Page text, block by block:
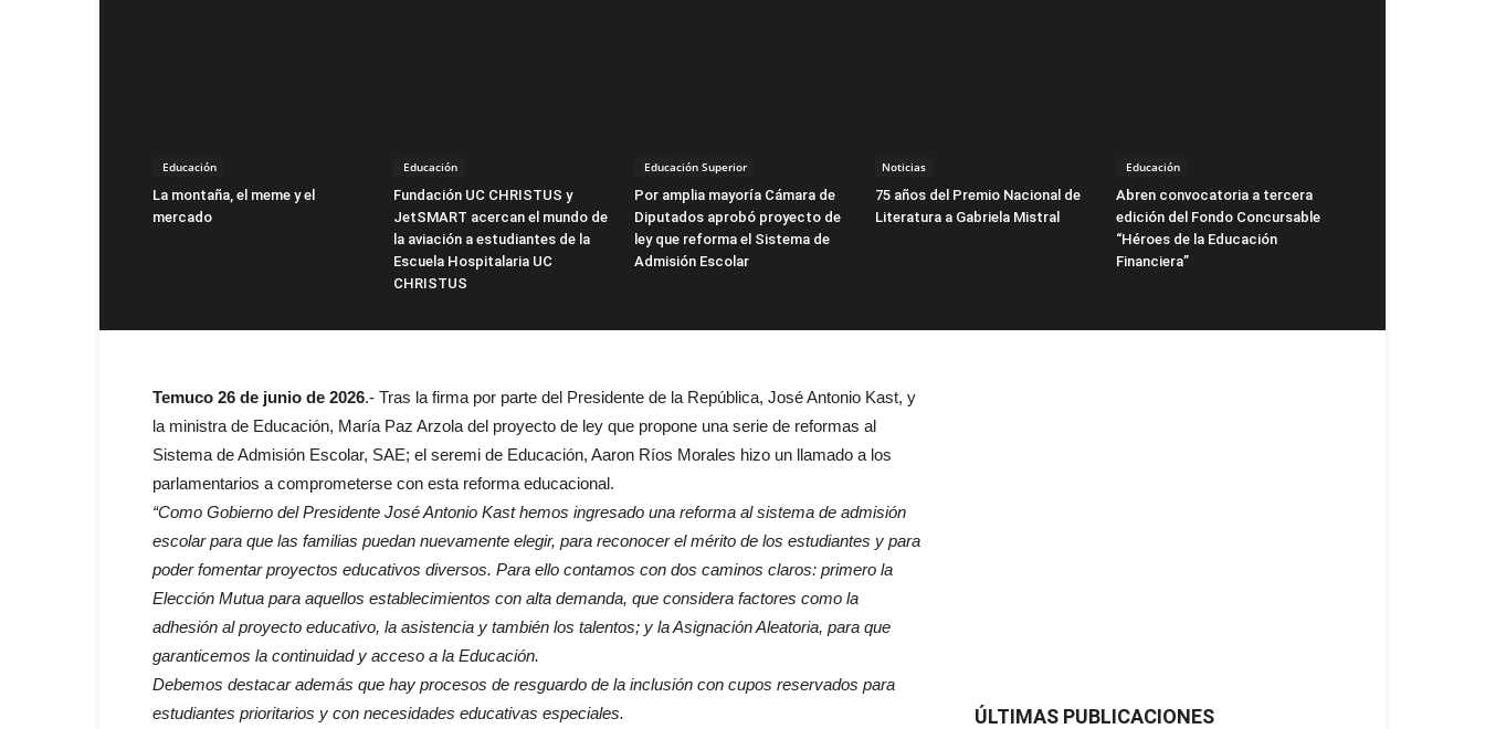
Educación
La montaña, el meme y el
mercado
Educación
Fundación UC CHRISTUS y
JetSMART acercan el mundo de
la aviación a estudiantes de la
Escuela Hospitalaria UC
CHRISTUS
Educación Superior
Por amplia mayoría Cámara de
Diputados aprobó proyecto de
ley que reforma el Sistema de
Admisión Escolar
Noticias
75 años del Premio Nacional de
Literatura a Gabriela Mistral
Educación
Abren convocatoria a tercera
edición del Fondo Concursable
“Héroes de la Educación
Financiera”
Temuco 26 de junio de 2026.- Tras la firma por parte del Presidente de la República, José Antonio Kast, y
la ministra de Educación, María Paz Arzola del proyecto de ley que propone una serie de reformas al
Sistema de Admisión Escolar, SAE; el seremi de Educación, Aaron Ríos Morales hizo un llamado a los
parlamentarios a comprometerse con esta reforma educacional.
“Como Gobierno del Presidente José Antonio Kast hemos ingresado una reforma al sistema de admisión
escolar para que las familias puedan nuevamente elegir, para reconocer el mérito de los estudiantes y para
poder fomentar proyectos educativos diversos. Para ello contamos con dos caminos claros: primero la
Elección Mutua para aquellos establecimientos con alta demanda, que considera factores como la
adhesión al proyecto educativo, la asistencia y también los talentos; y la Asignación Aleatoria, para que
garanticemos la continuidad y acceso a la Educación.
Debemos destacar además que hay procesos de resguardo de la inclusión con cupos reservados para
estudiantes prioritarios y con necesidades educativas especiales.
ÚLTIMAS PUBLICACIONES